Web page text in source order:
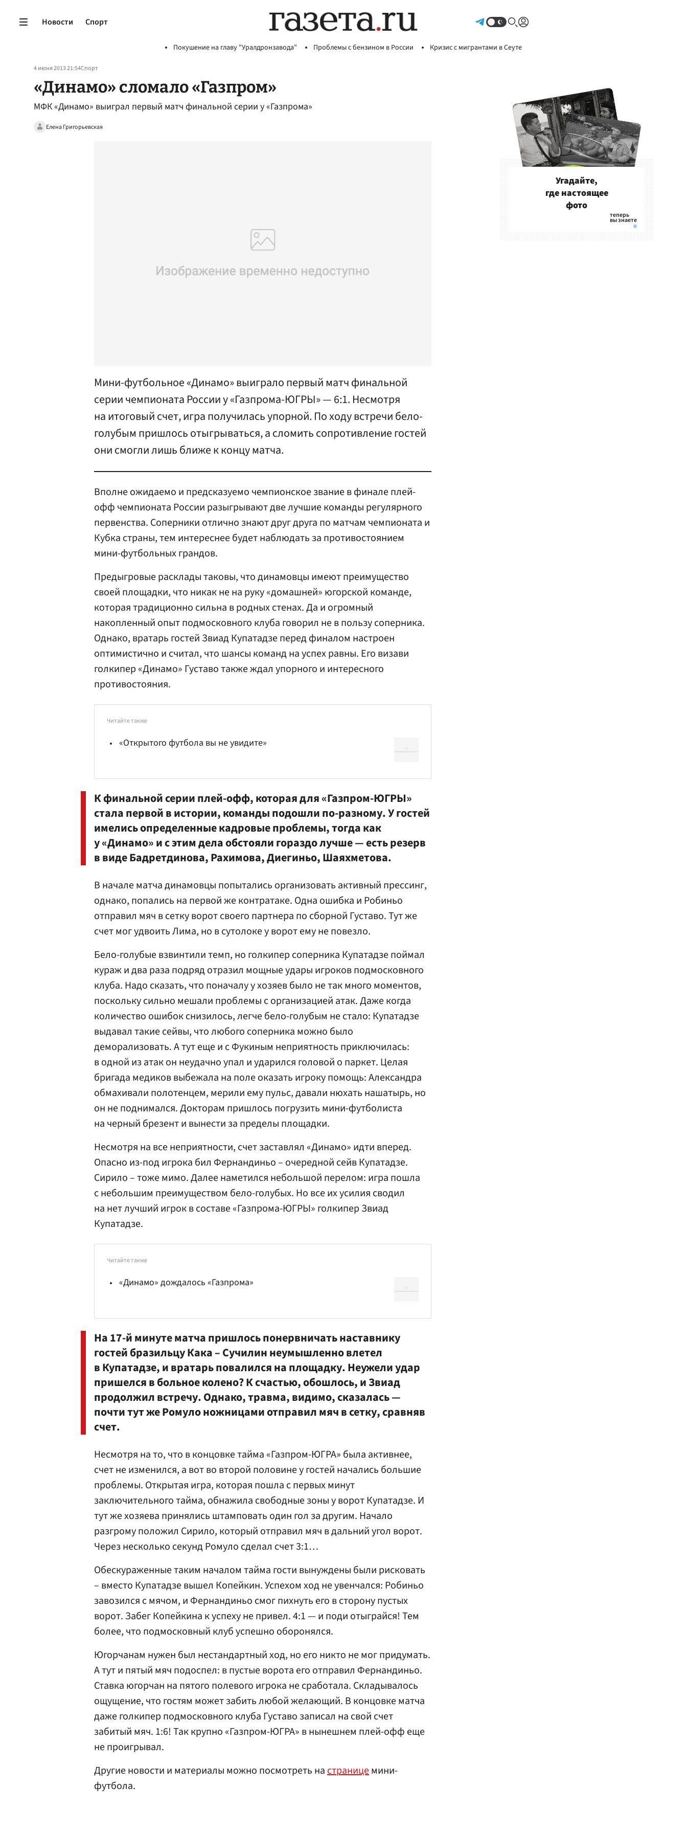
Новости Спорт
Покушение на главу "Уралдронзавода" Проблемы с бензином в России Кризис с мигрантами в Сеуте
4 июня 2013 21:54Спорт
«Динамо» сломало «Газпром»
МФК «Динамо» выиграл первый матч финальной серии у «Газпрома»
Елена Григорьевская
Мини-футбольное «Динамо» выиграло первый матч финальной
серии чемпионата России у «Газпрома-ЮГРЫ» — 6:1. Несмотря
на итоговый счет, игра получилась упорной. По ходу встречи бело-
голубым пришлось отыгрываться, а сломить сопротивление гостей
они смогли лишь ближе к концу матча.
Вполне ожидаемо и предсказуемо чемпионское звание в финале плей-
офф чемпионата России разыгрывают две лучшие команды регулярного
первенства. Соперники отлично знают друг друга по матчам чемпионата и
Кубка страны, тем интереснее будет наблюдать за противостоянием
мини-футбольных грандов.
Предыгровые расклады таковы, что динамовцы имеют преимущество
своей площадки, что никак не на руку «домашней» югорской команде,
которая традиционно сильна в родных стенах. Да и огромный
накопленный опыт подмосковного клуба говорил не в пользу соперника.
Однако, вратарь гостей Звиад Купатадзе перед финалом настроен
оптимистично и считал, что шансы команд на успех равны. Его визави
голкипер «Динамо» Густаво также ждал упорного и интересного
противостояния.
Читайте также
«Открытого футбола вы не увидите»
К финальной серии плей-офф, которая для «Газпром-ЮГРЫ»
стала первой в истории, команды подошли по-разному. У гостей
имелись определенные кадровые проблемы, тогда как
у «Динамо» и с этим дела обстояли гораздо лучше — есть резерв
в виде Бадретдинова, Рахимова, Диегиньо, Шаяхметова.
В начале матча динамовцы попытались организовать активный прессинг,
однако, попались на первой же контратаке. Одна ошибка и Робиньо
отправил мяч в сетку ворот своего партнера по сборной Густаво. Тут же
счет мог удвоить Лима, но в сутолоке у ворот ему не повезло.
Бело-голубые взвинтили темп, но голкипер соперника Купатадзе поймал
кураж и два раза подряд отразил мощные удары игроков подмосковного
клуба. Надо сказать, что поначалу у хозяев было не так много моментов,
поскольку сильно мешали проблемы с организацией атак. Даже когда
количество ошибок снизилось, легче бело-голубым не стало: Купатадзе
выдавал такие сейвы, что любого соперника можно было
деморализовать. А тут еще и с Фукиным неприятность приключилась:
в одной из атак он неудачно упал и ударился головой о паркет. Целая
бригада медиков выбежала на поле оказать игроку помощь: Александра
обмахивали полотенцем, мерили ему пульс, давали нюхать нашатырь, но
он не поднимался. Докторам пришлось погрузить мини-футболиста
на черный брезент и вынести за пределы площадки.
Несмотря на все неприятности, счет заставлял «Динамо» идти вперед.
Опасно из-под игрока бил Фернандиньо – очередной сейв Купатадзе.
Сирило – тоже мимо. Далее наметился небольшой перелом: игра пошла
с небольшим преимуществом бело-голубых. Но все их усилия сводил
на нет лучший игрок в составе «Газпрома-ЮГРЫ» голкипер Звиад
Купатадзе.
Читайте также
«Динамо» дождалось «Газпрома»
На 17-й минуте матча пришлось понервничать наставнику
гостей бразильцу Кака – Сучилин неумышленно влетел
в Купатадзе, и вратарь повалился на площадку. Неужели удар
пришелся в больное колено? К счастью, обошлось, и Звиад
продолжил встречу. Однако, травма, видимо, сказалась —
почти тут же Ромуло ножницами отправил мяч в сетку, сравняв
счет.
Несмотря на то, что в концовке тайма «Газпром-ЮГРА» была активнее,
счет не изменился, а вот во второй половине у гостей начались большие
проблемы. Открытая игра, которая пошла с первых минут
заключительного тайма, обнажила свободные зоны у ворот Купатадзе. И
тут же хозяева принялись штамповать один гол за другим. Начало
разгрому положил Сирило, который отправил мяч в дальний угол ворот.
Через несколько секунд Ромуло сделал счет 3:1…
Обескураженные таким началом тайма гости вынуждены были рисковать
– вместо Купатадзе вышел Копейкин. Успехом ход не увенчался: Робиньо
завозился с мячом, и Фернандиньо смог пихнуть его в сторону пустых
ворот. Забег Копейкина к успеху не привел. 4:1 — и поди отыграйся! Тем
более, что подмосковный клуб успешно оборонялся.
Югорчанам нужен был нестандартный ход, но его никто не мог придумать.
А тут и пятый мяч подоспел: в пустые ворота его отправил Фернандиньо.
Ставка югорчан на пятого полевого игрока не сработала. Складывалось
ощущение, что гостям может забить любой желающий. В концовке матча
даже голкипер подмосковного клуба Густаво записал на свой счет
забитый мяч. 1:6! Так крупно «Газпром-ЮГРА» в нынешнем плей-офф еще
не проигрывал.
Другие новости и материалы можно посмотреть настраницемини-
футбола.
Угадайте,
где настоящее
фото